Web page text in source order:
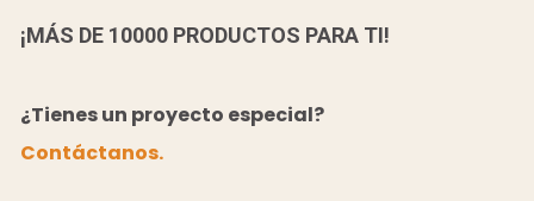
¡MÁS DE 10000 PRODUCTOS PARA TI!
¿Tienes un proyecto especial?
Contáctanos.